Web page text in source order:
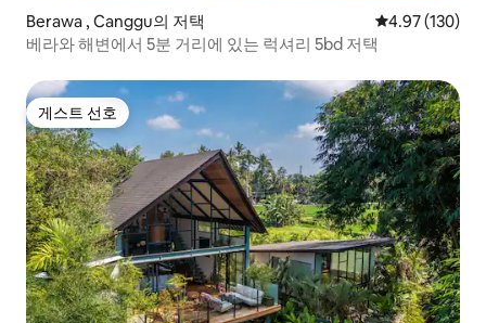
Berawa , Canggu의 저택 평점 4.97점(5
4.97 (130)
베라와 해변에서 5분 거리에 있는 럭셔리 5bd 저택
게스트 선호
게스트 선호